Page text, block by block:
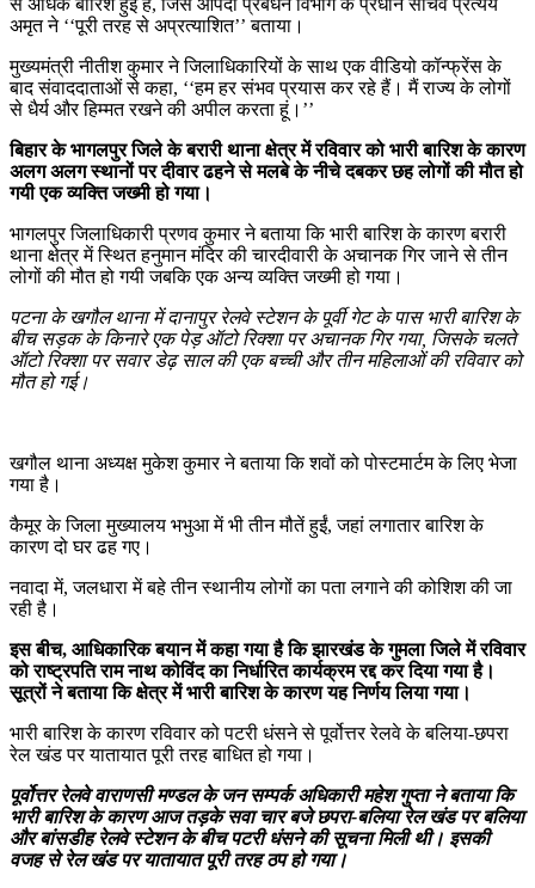
अमृत ने ‘‘पूरी तरह से अप्रत्याशित’’ बताया।
मुख्यमंत्री नीतीश कुमार ने जिलाधिकारियों के साथ एक वीडियो कॉन्फ्रेंस के
बाद संवाददाताओं से कहा, ‘‘हम हर संभव प्रयास कर रहे हैं। मैं राज्य के लोगों
से धैर्य और हिम्मत रखने की अपील करता हूं।’’
बिहार के भागलपुर जिले के बरारी थाना क्षेत्र में रविवार को भारी बारिश के कारण
अलग अलग स्थानों पर दीवार ढहने से मलबे के नीचे दबकर छह लोगों की मौत हो
गयी एक व्यक्ति जख्मी हो गया।
भागलपुर जिलाधिकारी प्रणव कुमार ने बताया कि भारी बारिश के कारण बरारी
थाना क्षेत्र में स्थित हनुमान मंदिर की चारदीवारी के अचानक गिर जाने से तीन
लोगों की मौत हो गयी जबकि एक अन्य व्यक्ति जख्मी हो गया।
पटना के खगौल थाना में दानापुर रेलवे स्टेशन के पूर्वी गेट के पास भारी बारिश के
बीच सड़क के किनारे एक पेड़ ऑटो रिक्शा पर अचानक गिर गया, जिसके चलते
ऑटो रिक्शा पर सवार डेढ़ साल की एक बच्ची और तीन महिलाओं की रविवार को
मौत हो गई।
खगौल थाना अध्यक्ष मुकेश कुमार ने बताया कि शवों को पोस्टमार्टम के लिए भेजा
गया है।
कैमूर के जिला मुख्यालय भभुआ में भी तीन मौतें हुईं, जहां लगातार बारिश के
कारण दो घर ढह गए।
नवादा में, जलधारा में बहे तीन स्थानीय लोगों का पता लगाने की कोशिश की जा
रही है।
इस बीच, आधिकारिक बयान में कहा गया है कि झारखंड के गुमला जिले में रविवार
को राष्ट्रपति राम नाथ कोविंद का निर्धारित कार्यक्रम रद्द कर दिया गया है।
सूत्रों ने बताया कि क्षेत्र में भारी बारिश के कारण यह निर्णय लिया गया।
भारी बारिश के कारण रविवार को पटरी धंसने से पूर्वोत्तर रेलवे के बलिया-छपरा
रेल खंड पर यातायात पूरी तरह बाधित हो गया।
पूर्वोत्तर रेलवे वाराणसी मण्डल के जन सम्पर्क अधिकारी महेश गुप्ता ने बताया कि
भारी बारिश के कारण आज तड़के सवा चार बजे छपरा-बलिया रेल खंड पर बलिया
और बांसडीह रेलवे स्टेशन के बीच पटरी धंसने की सूचना मिली थी। इसकी
वजह से रेल खंड पर यातायात पूरी तरह ठप हो गया।